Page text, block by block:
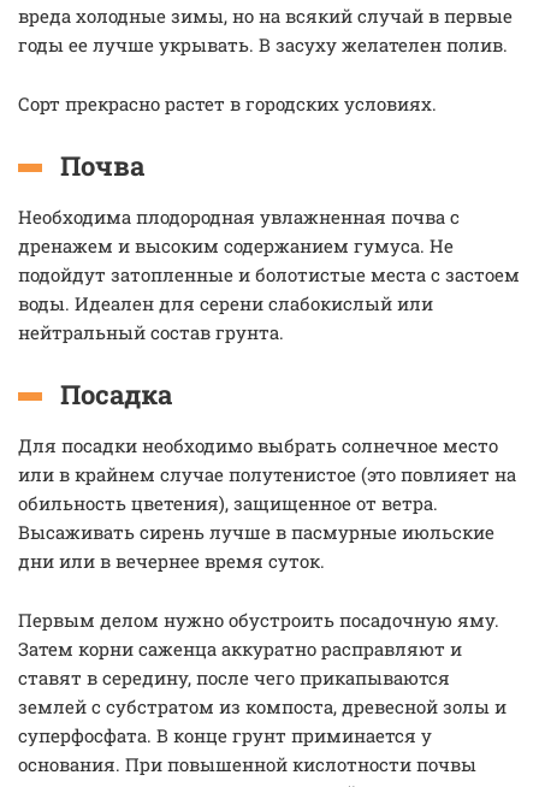
вреда холодные зимы, но на всякий случай в первые
годы ее лучше укрывать. В засуху желателен полив.
Сорт прекрасно растет в городских условиях.
Почва
Необходима плодородная увлажненная почва с
дренажем и высоким содержанием гумуса. Не
подойдут затопленные и болотистые места с застоем
воды. Идеален для серени слабокислый или
нейтральный состав грунта.
Посадка
Для посадки необходимо выбрать солнечное место
или в крайнем случае полутенистое (это повлияет на
обильность цветения), защищенное от ветра.
Высаживать сирень лучше в пасмурные июльские
дни или в вечернее время суток.
Первым делом нужно обустроить посадочную яму.
Затем корни саженца аккуратно расправляют и
ставят в середину, после чего прикапываются
землей с субстратом из компоста, древесной золы и
суперфосфата. В конце грунт приминается у
основания. При повышенной кислотности почвы